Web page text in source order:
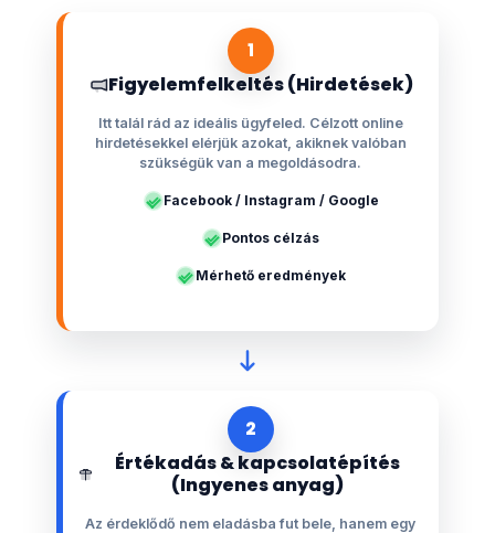
1
Figyelemfelkeltés (Hirdetések)
Itt talál rád az ideális ügyfeled. Célzott online
hirdetésekkel elérjük azokat, akiknek valóban
szükségük van a megoldásodra.
Facebook / Instagram / Google
Pontos célzás
Mérhető eredmények
2
Értékadás & kapcsolatépítés
(Ingyenes anyag)
Az érdeklődő nem eladásba fut bele, hanem egy